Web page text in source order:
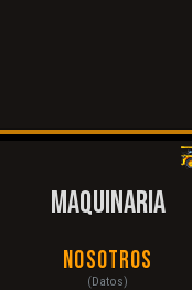
MAQUINARIA
Nosotros
(Datos)